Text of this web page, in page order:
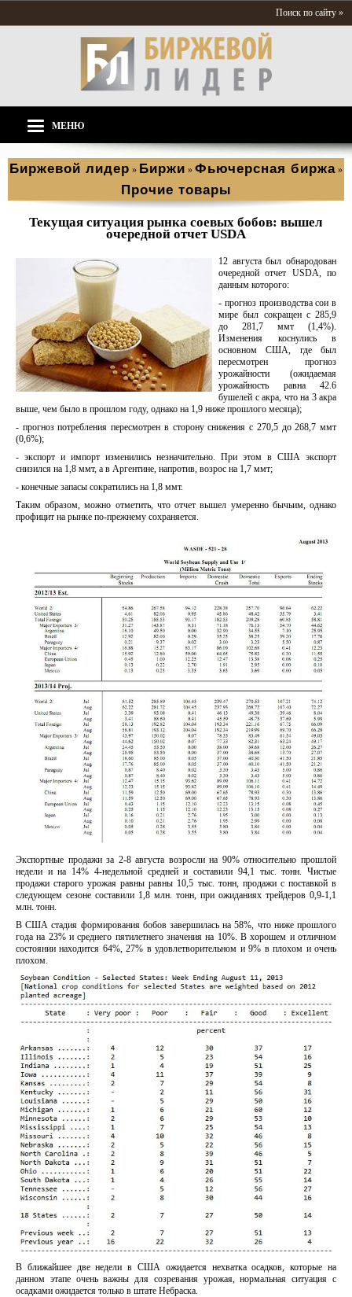
Поиск по сайту »
МЕНЮ
Биржевой лидер » Биржи » Фьючерсная биржа »
Прочие товары
Текущая ситуация рынка соевых бобов: вышел
очередной отчет USDA
12 августа был обнародован
очередной отчет USDA, по
данным которого:
- прогноз производства сои в
мире был сокращен с 285,9
до 281,7 ммт (1,4%).
Изменения коснулись в
основном США, где был
пересмотрен прогноз
урожайности (ожидаемая
урожайность равна 42.6
бушелей с акра, что на 3 акра
выше, чем было в прошлом году, однако на 1,9 ниже прошлого месяца);
- прогноз потребления пересмотрен в сторону снижения с 270,5 до 268,7 ммт
(0,6%);
- экспорт и импорт изменились незначительно. При этом в США экспорт
снизился на 1,8 ммт, а в Аргентине, напротив, возрос на 1,7 ммт;
- конечные запасы сократились на 1,8 ммт.
Таким образом, можно отметить, что отчет вышел умеренно бычьим, однако
профицит на рынке по-прежнему сохраняется.
Экспортные продажи за 2-8 августа возросли на 90% относительно прошлой
недели и на 14% 4-недельной средней и составили 94,1 тыс. тонн. Чистые
продажи старого урожая равны равны 10,5 тыс. тонн, продажи с поставкой в
следующем сезоне составили 1,8 млн. тонн, при ожиданиях трейдеров 0,9-1,1
млн. тонн.
В США стадия формирования бобов завершилась на 58%, что ниже прошлого
года на 23% и среднего пятилетнего значения на 10%. В хорошем и отличном
состоянии находится 64%, 27% в удовлетворительном и 9% в плохом и очень
плохом.
В ближайшее две недели в США ожидается нехватка осадков, которые на
данном этапе очень важны для созревания урожая, нормальная ситуация с
осадками ожидается только в штате Небраска.